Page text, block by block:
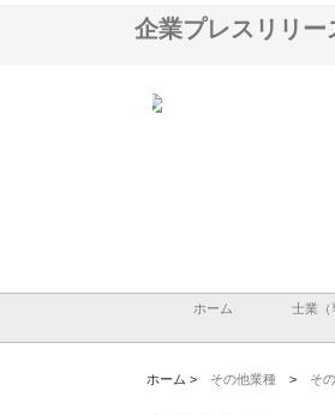
企業プレスリリー
ホーム 士業（
ホーム > その他業種 > そ